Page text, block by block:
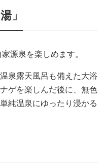
」
源泉を楽しめます。
泉露天風呂も備えた大浴
ゲを楽しんだ後に、無色
純温泉にゆったり浸かる